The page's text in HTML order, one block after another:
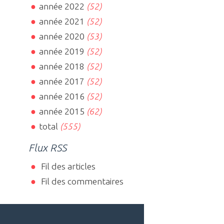
année 2022 (52)
année 2021 (52)
année 2020 (53)
année 2019 (52)
année 2018 (52)
année 2017 (52)
année 2016 (52)
année 2015 (62)
total (555)
Flux RSS
Fil des articles
Fil des commentaires